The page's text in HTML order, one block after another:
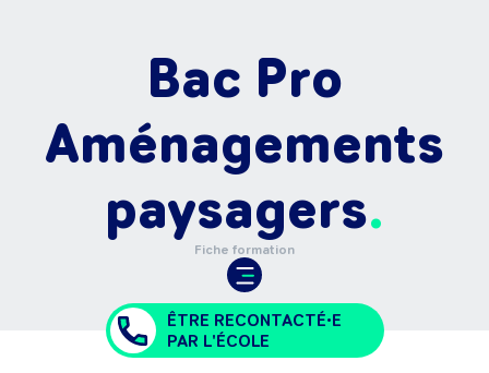
Bac Pro
Aménagements
paysagers
Fiche formation
ÊTRE RECONTACTÉ•E
PAR L'ÉCOLE